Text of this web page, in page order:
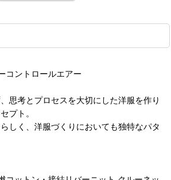
ントロールエアー
思考とプロセスを大切にした洋服を作り
プト。
しく、洋服づくりにおいても独特なパタ